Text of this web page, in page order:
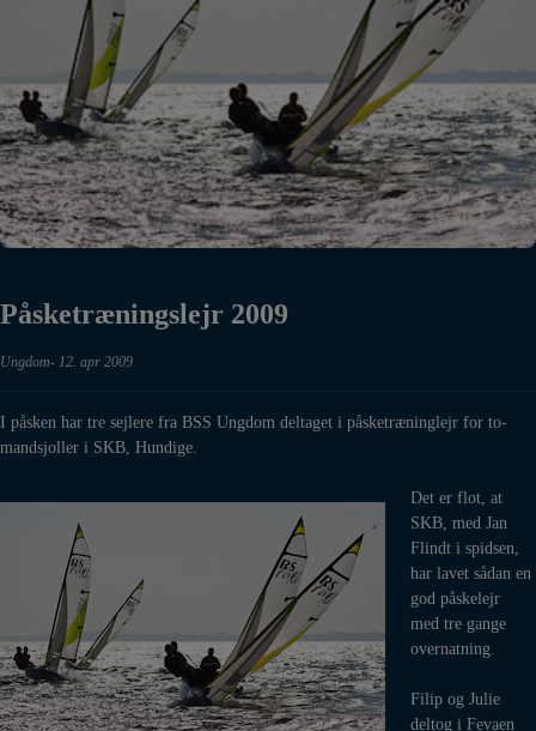
Påsketræningslejr 2009
Ungdom 12. apr 2009
I påsken har tre sejlere fra BSS Ungdom deltaget i påsketræninglejr for to-
mandsjoller i SKB, Hundige.
Det er flot, at
SKB, med Jan
Flindt i spidsen,
har lavet sådan en
god påskelejr
med tre gange
overnatning.
Filip og Julie
deltog i Fevaen